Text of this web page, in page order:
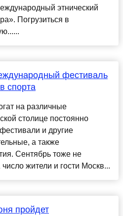
этнический
Погрузиться в
фестиваль
спорта
на различные
столице постоянно
и другие
а также
Сентябрь тоже не
жители и гости Москв...
пройдет